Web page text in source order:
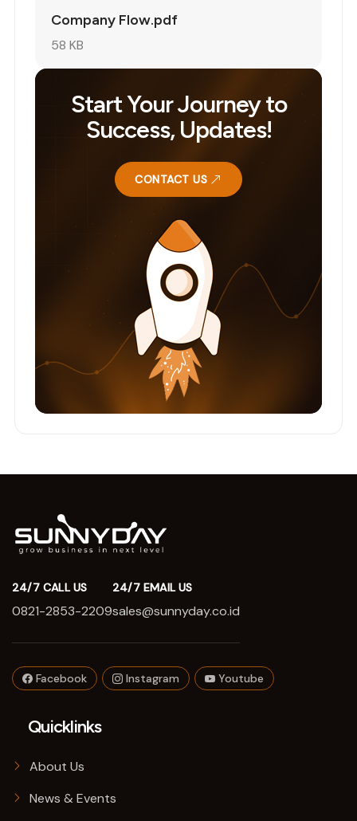
Company Flow.pdf
58 KB
Start Your Journey to
Success, Updates!
CONTACT US
24/7 CALL US
0821-2853-2209
24/7 EMAIL US
sales@sunnyday.co.id
Facebook Instagram Youtube
Quicklinks
About Us
News & Events